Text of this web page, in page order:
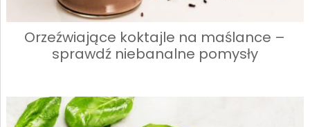
Orzeźwiające koktajle na maślance –
sprawdź niebanalne pomysły